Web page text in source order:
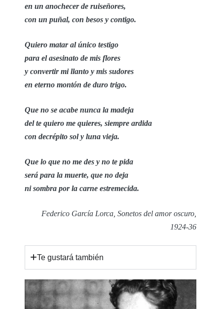
en un anochecer de ruiseñores,
con un puñal, con besos y contigo.
Quiero matar al único testigo
para el asesinato de mis flores
y convertir mi llanto y mis sudores
en eterno montón de duro trigo.
Que no se acabe nunca la madeja
del te quiero me quieres, siempre ardida
con decrépito sol y luna vieja.
Que lo que no me des y no te pida
será para la muerte, que no deja
ni sombra por la carne estremecida.
Federico García Lorca, Sonetos del amor oscuro,
1924-36
Te gustará también